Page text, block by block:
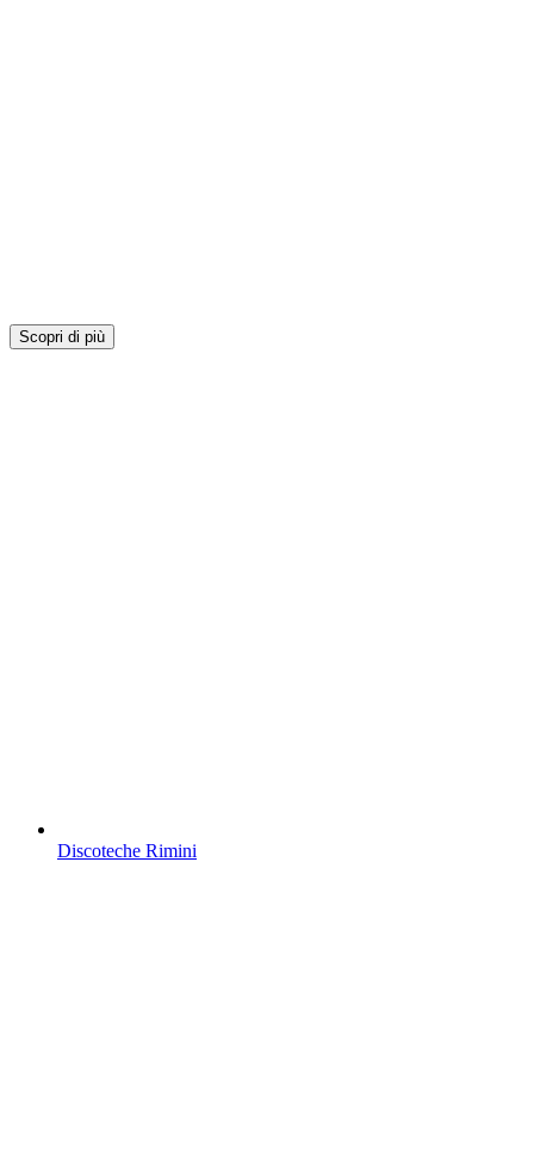
Scopri di più
Discoteche Rimini